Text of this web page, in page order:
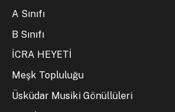
A Sınıfı
B Sınıfı
İCRA HEYETİ
Meşk Topluluğu
Üsküdar Musiki Gönüllüleri